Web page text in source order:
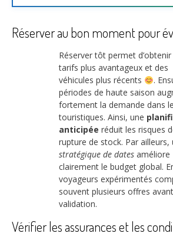
Réserver au bon moment pour
Réserver tôt permet d’obtenir
tarifs plus avantageux et des
véhicules plus récents
.
périodes de haute saison
fortement la demande dans
touristiques. Ainsi, une
anticipée réduit les risques
rupture de stock. Par ailleurs,
stratégique de dates améliore
clairement le budget global.
voyageurs expérimentés
souvent plusieurs offres avant
validation.
Vérifier les assurances et les